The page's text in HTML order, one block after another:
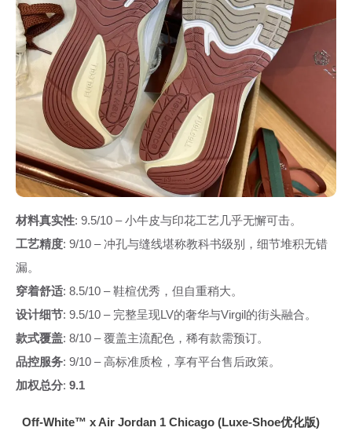
材料真实性: 9.5/10 – 小牛皮与印花工艺几乎无懈可击。
工艺精度: 9/10 – 冲孔与缝线堪称教科书级别，细节堆积无错
漏。
穿着舒适: 8.5/10 – 鞋楦优秀，但自重稍大。
设计细节: 9.5/10 – 完整呈现LV的奢华与Virgil的街头融合。
款式覆盖: 8/10 – 覆盖主流配色，稀有款需预订。
品控服务: 9/10 – 高标准质检，享有平台售后政策。
加权总分: 9.1
Off-White™ x Air Jordan 1 Chicago (Luxe-Shoe优化版)